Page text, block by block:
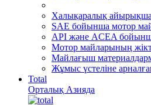
Халықаралық
SAE бойынша мотор
API және ACEA
Мотор майларының
Майлағыш
Жұмыс үстеліне
Total
Орталық Азияда